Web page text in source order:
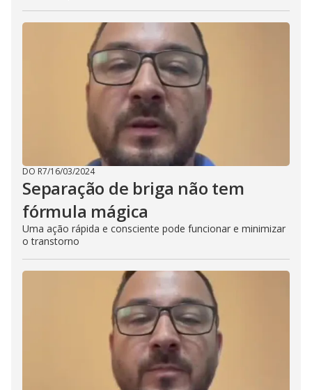
DO R7/16/03/2024
Separação de briga não tem
fórmula mágica
Uma ação rápida e consciente pode funcionar e minimizar
o transtorno